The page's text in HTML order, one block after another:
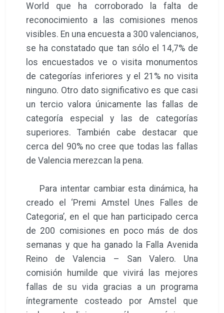
World que ha corroborado la falta de
reconocimiento a las comisiones menos
visibles. En una encuesta a 300 valencianos,
se ha constatado que tan sólo el 14,7% de
los encuestados ve o visita monumentos
de categorías inferiores y el 21% no visita
ninguno. Otro dato significativo es que casi
un tercio valora únicamente las fallas de
categoría especial y las de categorías
superiores. También cabe destacar que
cerca del 90% no cree que todas las fallas
de Valencia merezcan la pena.
Para intentar cambiar esta dinámica, ha
creado el ‘Premi Amstel Unes Falles de
Categoria’, en el que han participado cerca
de 200 comisiones en poco más de dos
semanas y que ha ganado la Falla Avenida
Reino de Valencia – San Valero. Una
comisión humilde que vivirá las mejores
fallas de su vida gracias a un programa
íntegramente costeado por Amstel que